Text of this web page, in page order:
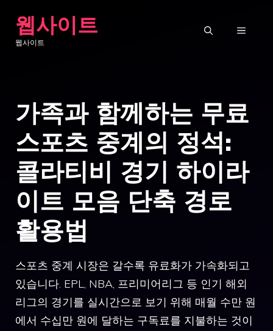
content
웹사이트
웹사이트
MENU
가족과 함께하는 무료
스포츠 중계의 정석:
콜라티비 경기 하이라
이트 모음 단축 경로
활용법
스포츠 중계 시장은 갈수록 유료화가 가속화되고
있습니다. EPL, NBA, 프리미어리그 등 인기 해외
리그의 경기를 실시간으로 보기 위해 매월 수만 원
에서 수십만 원에 달하는 구독료를 지불하는 것이